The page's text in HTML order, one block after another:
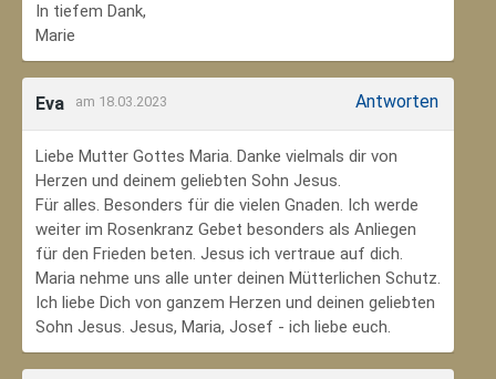
In tiefem Dank,
Marie
Eva am 18.03.2023 Antworten
Liebe Mutter Gottes Maria. Danke vielmals dir von
Herzen und deinem geliebten Sohn Jesus.
Für alles. Besonders für die vielen Gnaden. Ich werde
weiter im Rosenkranz Gebet besonders als Anliegen
für den Frieden beten. Jesus ich vertraue auf dich.
Maria nehme uns alle unter deinen Mütterlichen Schutz.
Ich liebe Dich von ganzem Herzen und deinen geliebten
Sohn Jesus. Jesus, Maria, Josef - ich liebe euch.